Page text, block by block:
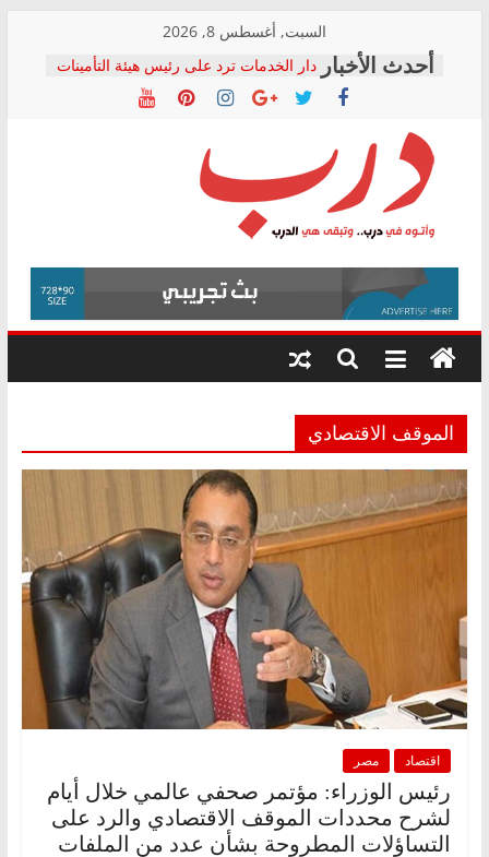
content
السبت, أغسطس 8, 2026
دار الخدمات ترد على رئيس هيئة التأمينات
بعد مؤتمره الصحفي: إنكار الأزمة لا ينهي
معاناة أصحاب المعاشات.. ونطالب بكشف
فرحات سليمان يكتب: القطاع الصحي إلى
أين؟
حزب التحالف الشعبي يطلق لجنة “الحق
في الصحة” بالإسكندرية لرصد الانتهاكات
ودعم المرضى
الوزاري لمدينة الصحفيين.. وانتهاء أعمال
إنشاء المبنى الإداري
المجلس القومي لحقوق الإنسان يعلن
متابعة قضية الدكتور محمد زهران.. ويؤكد:
قرينة البراءة وضمانات المحاكمة العادلة
درب
وأتوه
درب..
وتبقى
هي
الموقف الاقتصادي
اقتصاد مصر
رئيس الوزراء: مؤتمر صحفي عالمي خلال أيام
لشرح محددات الموقف الاقتصادي والرد على
التساؤلات المطروحة بشأن عدد من الملفات